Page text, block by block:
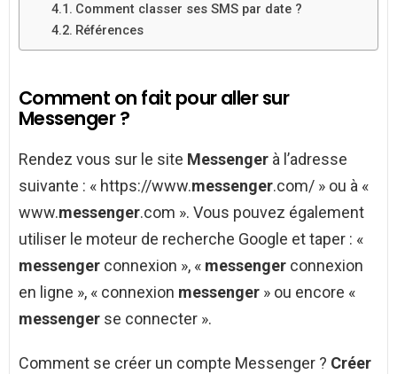
Comment classer ses SMS par date ?
Références
Comment on fait pour aller sur
Messenger ?
Rendez vous sur le site Messenger à l’adresse
suivante : « https://www.messenger.com/ » ou à «
www.messenger.com ». Vous pouvez également
utiliser le moteur de recherche Google et taper : «
messenger connexion », « messenger connexion
en ligne », « connexion messenger » ou encore «
messenger se connecter ».
Comment se créer un compte Messenger ? Créer